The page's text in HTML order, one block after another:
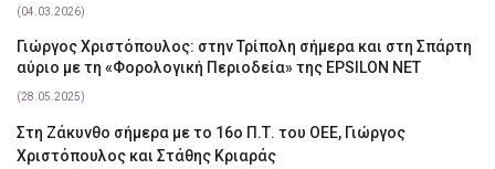
(04.03.2026)
Γιώργος Χριστόπουλος: στην Τρίπολη σήμερα και στη Σπάρτη
αύριο με τη «Φορολογική Περιοδεία» της EPSILON NET
(28.05.2025)
Στη Ζάκυνθο σήμερα με το 16ο Π.Τ. του ΟΕΕ, Γιώργος
Χριστόπουλος και Στάθης Κριαράς